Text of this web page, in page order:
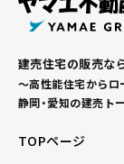
建売住宅の販売な
～高性能住宅からロ
静岡・愛知の建売ト
TOPページ